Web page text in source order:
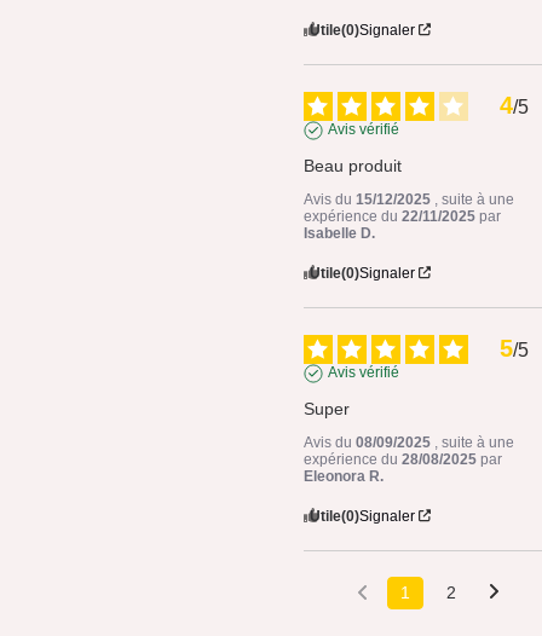
Utile(0)Signaler
4/5
Avis vérifié
Beau produit
Avis du 15/12/2025
, suite à une
expérience du 22/11/2025 par
Isabelle D.
Utile(0)Signaler
5/5
Avis vérifié
Super
Avis du 08/09/2025
, suite à une
expérience du 28/08/2025 par
Eleonora R.
Utile(0)Signaler
1 2